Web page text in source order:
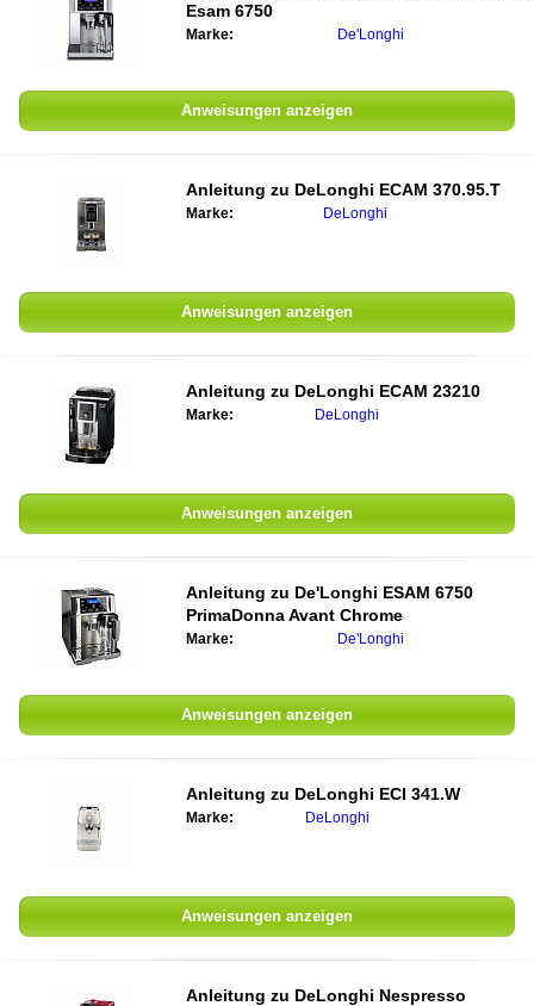
Esam 6750
Marke: De'Longhi
Anweisungen anzeigen
Anleitung zu DeLonghi ECAM 370.95.T
Marke: DeLonghi
Anweisungen anzeigen
Anleitung zu DeLonghi ECAM 23210
Marke: DeLonghi
Anweisungen anzeigen
Anleitung zu De'Longhi ESAM 6750
PrimaDonna Avant Chrome
Marke: De'Longhi
Anweisungen anzeigen
Anleitung zu DeLonghi ECI 341.W
Marke: DeLonghi
Anweisungen anzeigen
Anleitung zu DeLonghi Nespresso